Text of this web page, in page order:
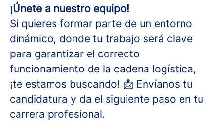
¡Únete a nuestro equipo!
Si quieres formar parte de un entorno
dinámico, donde tu trabajo será clave
para garantizar el correcto
funcionamiento de la cadena logística,
¡te estamos buscando! 📩 Envíanos tu
candidatura y da el siguiente paso en tu
carrera profesional.